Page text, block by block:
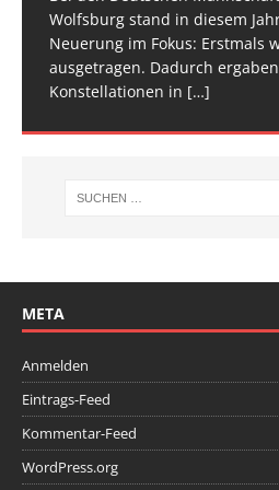
Wolfsburg stand in diesem
Neuerung im Fokus: Erstmals
ausgetragen. Dadurch
Konstellationen in […]
[…]
[…]
Spitze im Trampolinturnen in
(Baden-Württemberg) zu
Wettkampfwochenende: Am
Deutschen[…]
META
Anmelden
Eintrags-Feed
Kommentar-Feed
WordPress.org